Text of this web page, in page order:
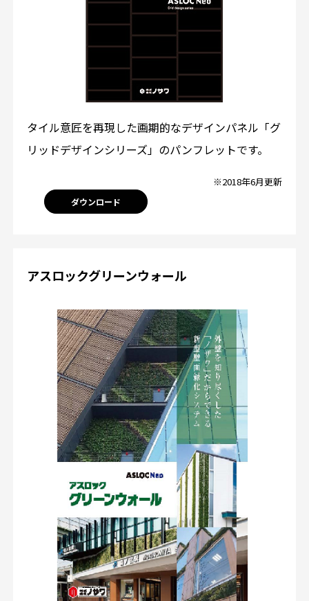
タイル意匠を再現した画期的なデザインパネル「グ
リッドデザインシリーズ」のパンフレットです。
※2018年6月更新
ダウンロード
アスロックグリーンウォール